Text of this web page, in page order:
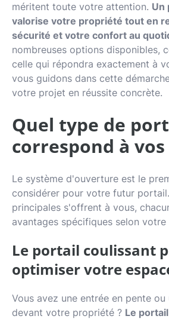
Offres d'emploi
Actualités
Avis clients
méritent toute votre attention. Un
valorise votre propriété tout en
sécurité et votre confort au
nombreuses options disponibles,
celle qui répondra exactement à
vous guidons dans cette
votre projet en réussite concrète.
Quel type de
correspond à vos
Le système d'ouverture est le
considérer pour votre futur
principales s'offrent à vous,
avantages spécifiques selon
Le portail coulissant
optimiser votre
Vous avez une entrée en pente
devant votre propriété ? Le